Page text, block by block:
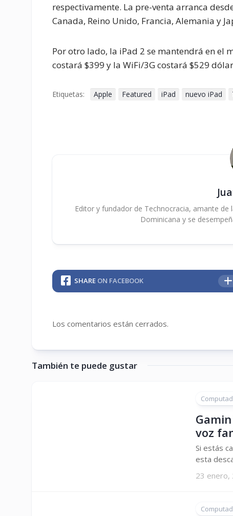
respectivamente. La pre-venta arranca
Canada, Reino Unido, Francia, Alemania y
Por otro lado, la iPad 2 se mantendrá en el
costará $399 y la WiFi/3G costará $529
Etiquetas: Apple Featured iPad nuevo iPad
Editor y fundador de Technocracia, amante
Dominicana y se
SHARE ON FACEBOOK
Los comentarios están cerrados.
También te puede gustar
voz
Si estás
esta
23 enero,